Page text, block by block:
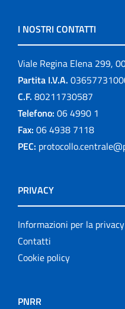
I NOSTRI CONTATTI
Viale Regina Elena 299,
Partita I.V.A.
C.F. 80211730587
Telefono: 06 4990 1
Fax: 06 4938 7118
PEC:
PRIVACY
Informazioni per la privacy
Contatti
Cookie policy
PNRR